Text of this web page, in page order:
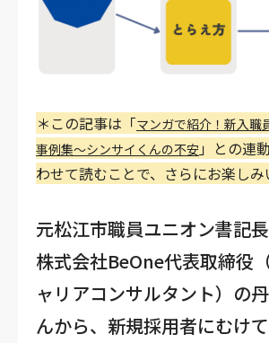
＊この記事は「マンガで紹介！新入職
事例集～シンサイくんの不安」との連
わせて読むことで、さらにお楽しみ
元松江市職員ユニオン書記
株式会社BeOne代表取締役
ャリアコンサルタント）の
んから、新規採用者にむけ